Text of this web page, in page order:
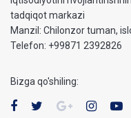
tadqiqot markazi
Manzil: Chilonzor tuman,
Telefon: +99871 2392826
Bizga qo'shiling: